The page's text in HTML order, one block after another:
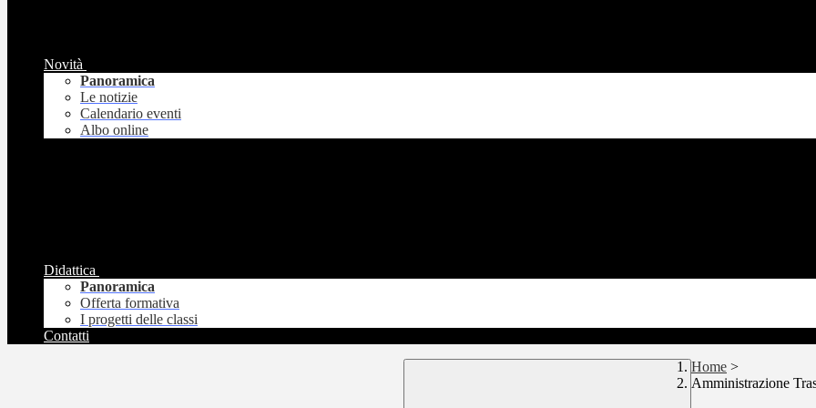
Novità
Panoramica
Le notizie
Calendario eventi
Albo online
Didattica
Panoramica
Offerta formativa
I progetti delle classi
Contatti
Home >
Amministrazione